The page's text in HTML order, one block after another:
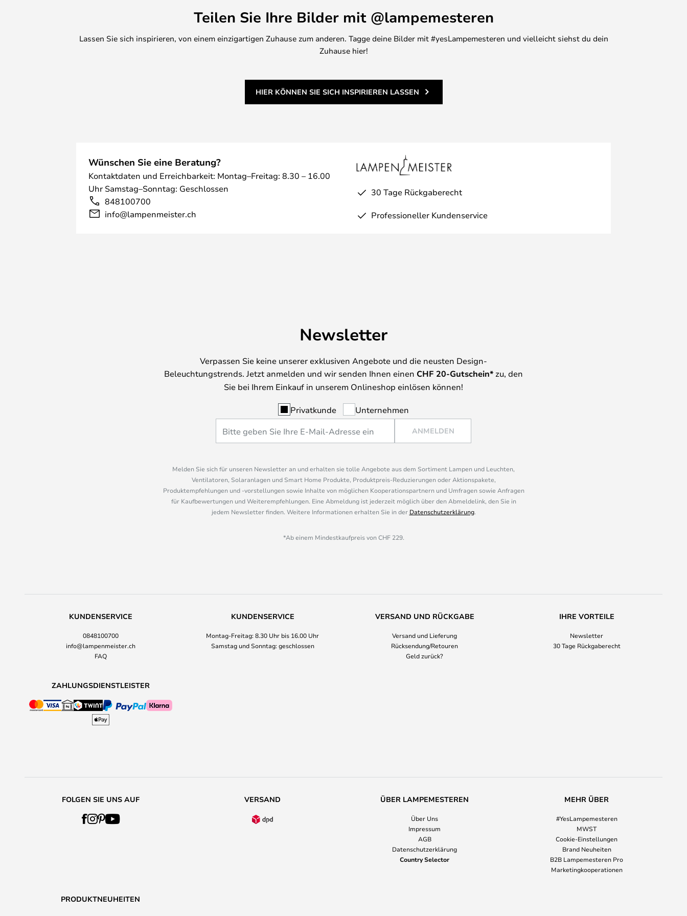
Teilen Sie Ihre Bilder mit @lampemesteren
Lassen Sie sich inspirieren, von einem einzigartigen Zuhause zum anderen. Tagge deine Bilder mit #yesLampemesteren und vielleicht siehst du dein
Zuhause hier!
HIER KÖNNEN SIE SICH INSPIRIEREN LASSEN
Wünschen Sie eine Beratung?
Kontaktdaten und Erreichbarkeit: Montag–Freitag: 8.30 – 16.00
Uhr Samstag–Sonntag: Geschlossen
848100700
info@lampenmeister.ch
30 Tage Rückgaberecht
Professioneller Kundenservice
Newsletter
Verpassen Sie keine unserer exklusiven Angebote und die neusten Design-
Beleuchtungstrends. Jetzt anmelden und wir senden Ihnen einen CHF 20-Gutschein* zu, den
Sie bei Ihrem Einkauf in unserem Onlineshop einlösen können!
Privatkunde Unternehmen
ANMELDEN
Melden Sie sich für unseren Newsletter an und erhalten sie tolle Angebote aus dem Sortiment Lampen und Leuchten,
Ventilatoren, Solaranlagen und Smart Home Produkte, Produktpreis-Reduzierungen oder Aktionspakete,
Produktempfehlungen und -vorstellungen sowie Inhalte von möglichen Kooperationspartnern und Umfragen sowie Anfragen
für Kaufbewertungen und Weiterempfehlungen. Eine Abmeldung ist jederzeit möglich über den Abmeldelink, den Sie in
jedem Newsletter finden. Weitere Informationen erhalten Sie in der Datenschutzerklärung.
*Ab einem Mindestkaufpreis von CHF 229.
KUNDENSERVICE
0848100700
info@lampenmeister.ch
FAQ
KUNDENSERVICE
Montag-Freitag: 8.30 Uhr bis 16.00 Uhr
Samstag und Sonntag: geschlossen
VERSAND UND RÜCKGABE
Versand und Lieferung
Rücksendung/Retouren
Geld zurück?
IHRE VORTEILE
Newsletter
30 Tage Rückgaberecht
ZAHLUNGSDIENSTLEISTER
FOLGEN SIE UNS AUF VERSAND ÜBER LAMPEMESTEREN
Über Uns
Impressum
AGB
Datenschutzerklärung
Country Selector
MEHR ÜBER
#YesLampemesteren
MWST
Cookie-Einstellungen
Brand Neuheiten
B2B Lampemesteren Pro
Marketingkooperationen
PRODUKTNEUHEITEN